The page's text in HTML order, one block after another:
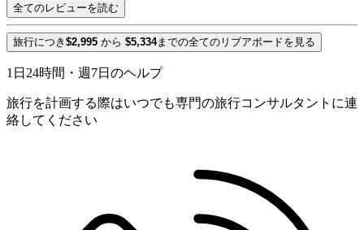
全てのレビューを読む
旅行につき $2,995 から $5,334までの全てのリブアボードを見る
1日24時間・週7日のヘルプ
旅行を計画する際はいつでも専門の旅行コンサルタントに連
絡してください